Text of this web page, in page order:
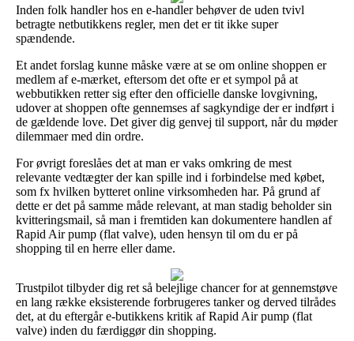
Inden folk handler hos en e-handler behøver de uden tvivl
betragte netbutikkens regler, men det er tit ikke super
spændende.
Et andet forslag kunne måske være at se om online shoppen er
medlem af e-mærket, eftersom det ofte er et sympol på at
webbutikken retter sig efter den officielle danske lovgivning,
udover at shoppen ofte gennemses af sagkyndige der er indført i
de gældende love. Det giver dig genvej til support, når du møder
dilemmaer med din ordre.
For øvrigt foreslåes det at man er vaks omkring de mest
relevante vedtægter der kan spille ind i forbindelse med købet,
som fx hvilken bytteret online virksomheden har. På grund af
dette er det på samme måde relevant, at man stadig beholder sin
kvitteringsmail, så man i fremtiden kan dokumentere handlen af
Rapid Air pump (flat valve), uden hensyn til om du er på
shopping til en herre eller dame.
Trustpilot tilbyder dig ret så belejlige chancer for at gennemstøve
en lang række eksisterende forbrugeres tanker og derved tilrådes
det, at du eftergår e-butikkens kritik af Rapid Air pump (flat
valve) inden du færdiggør din shopping.